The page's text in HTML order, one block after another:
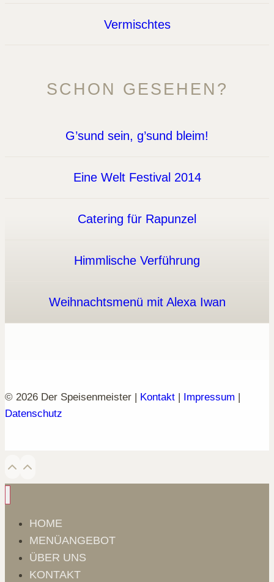
Vermischtes
SCHON GESEHEN?
G’sund sein, g’sund bleim!
Eine Welt Festival 2014
Catering für Rapunzel
Himmlische Verführung
Weihnachtsmenü mit Alexa Iwan
© 2026 Der Speisenmeister | Kontakt | Impressum |
Datenschutz
HOME
MENÜANGEBOT
ÜBER UNS
KONTAKT